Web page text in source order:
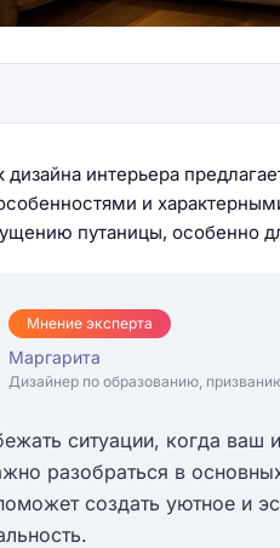
дизайна интерьера
и
путаницы, особенно
Мнение эксперта
Маргарита
Дизайнер по образованию,
ситуации, когда ваш
разобраться в
создать уютное и